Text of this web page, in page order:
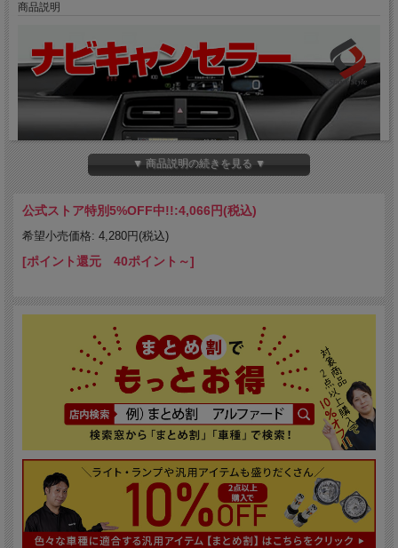
商品説明
▼ 商品説明の続きを見る ▼
公式ストア特別5%OFF中!!:4,066円(税込)
希望小売価格: 4,280円(税込)
[ポイント還元 40ポイント～]